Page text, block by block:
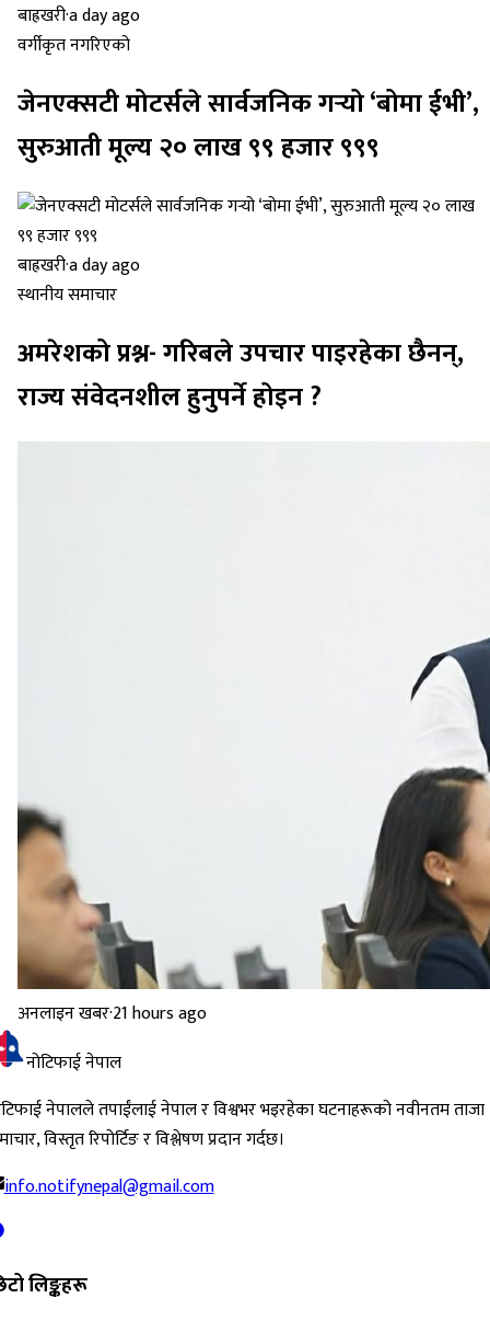
बाह्रखरी·a day ago
वर्गीकृत नगरिएको
जेनएक्सटी मोटर्सले सार्वजनिक गर्‍यो ‘बोमा ईभी’,
सुरुआती मूल्य २० लाख ९९ हजार ९९९
बाह्रखरी·a day ago
स्थानीय समाचार
अमरेशको प्रश्न- गरिबले उपचार पाइरहेका छैनन्,
राज्य संवेदनशील हुनुपर्ने होइन ?
अनलाइन खबर·21 hours ago
नोटिफाई नेपाल
नेपालले तपाईंलाई नेपाल र विश्वभर भइरहेका घटनाहरूको नवीनतम ताजा
विस्तृत रिपोर्टिङ र विश्लेषण प्रदान गर्दछ।
info.notifynepal@gmail.com
लिङ्कहरू